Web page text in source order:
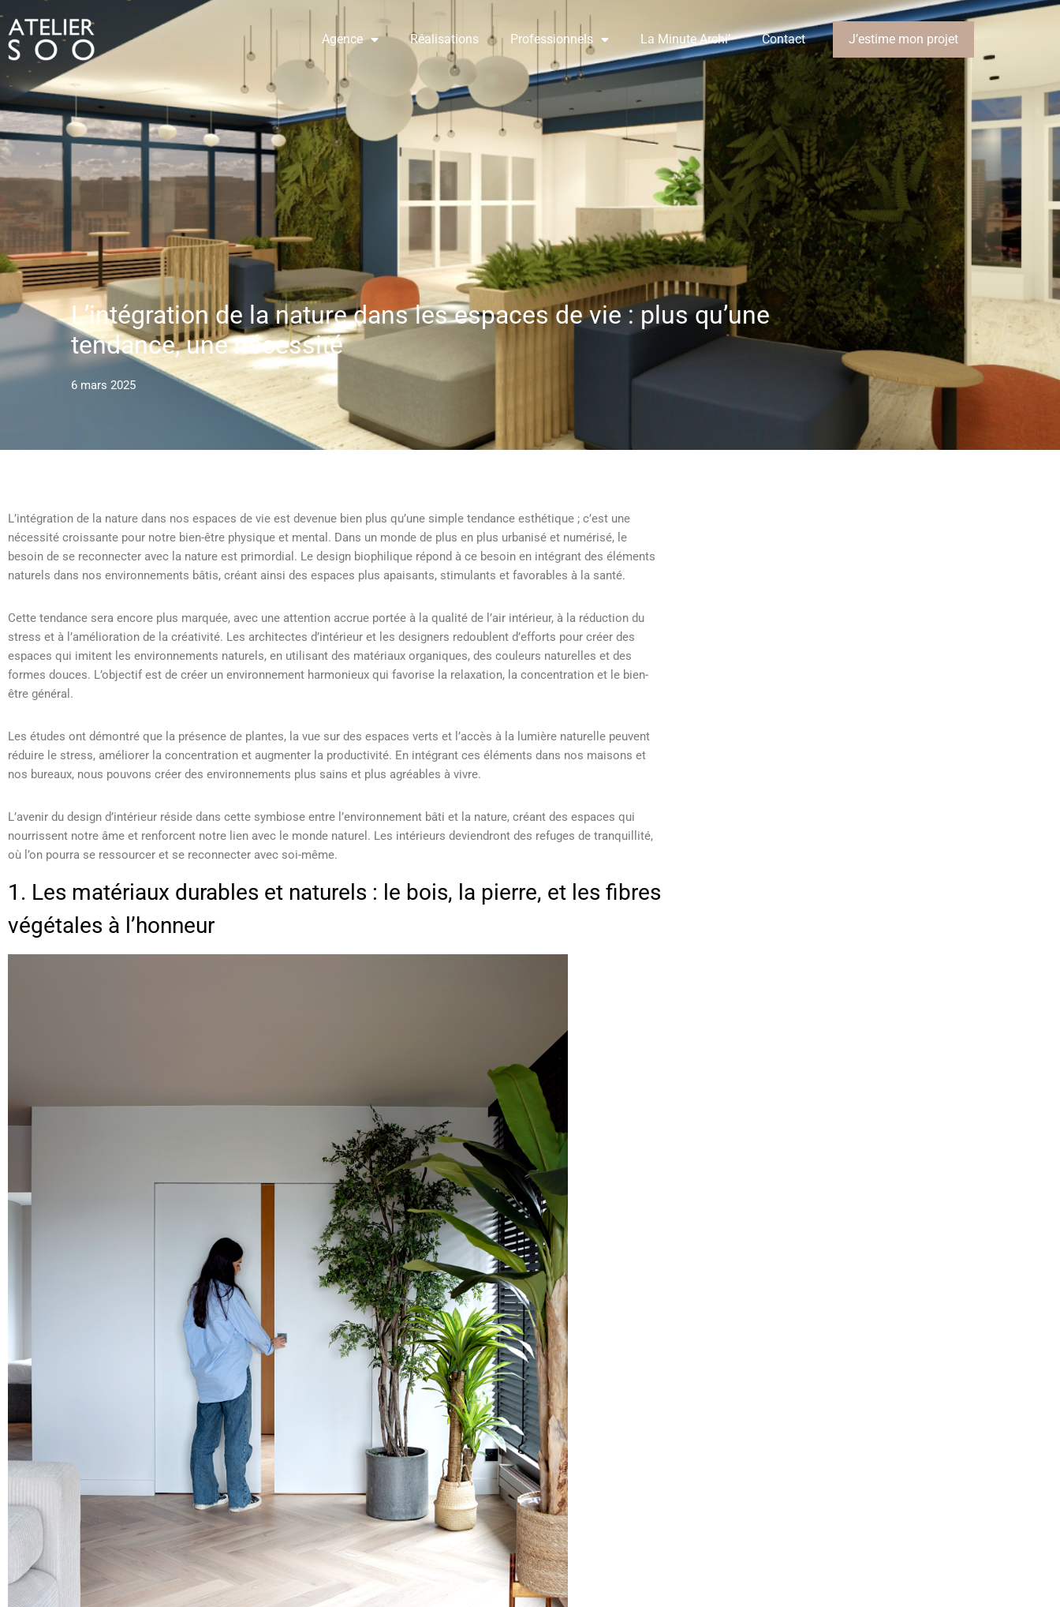
Agence Réalisations Professionnels La Minute Archi’ Contact J’estime mon projet
L’intégration de la nature dans les espaces de vie : plus qu’une
tendance, une nécessité
6 mars 2025
L’intégration de la nature dans nos espaces de vie est devenue bien plus qu’une simple tendance esthétique ; c’est une
nécessité croissante pour notre bien-être physique et mental. Dans un monde de plus en plus urbanisé et numérisé, le
besoin de se reconnecter avec la nature est primordial. Le design biophilique répond à ce besoin en intégrant des éléments
naturels dans nos environnements bâtis, créant ainsi des espaces plus apaisants, stimulants et favorables à la santé.
Cette tendance sera encore plus marquée, avec une attention accrue portée à la qualité de l’air intérieur, à la réduction du
stress et à l’amélioration de la créativité. Les architectes d’intérieur et les designers redoublent d’efforts pour créer des
espaces qui imitent les environnements naturels, en utilisant des matériaux organiques, des couleurs naturelles et des
formes douces. L’objectif est de créer un environnement harmonieux qui favorise la relaxation, la concentration et le bien-
être général.
Les études ont démontré que la présence de plantes, la vue sur des espaces verts et l’accès à la lumière naturelle peuvent
réduire le stress, améliorer la concentration et augmenter la productivité. En intégrant ces éléments dans nos maisons et
nos bureaux, nous pouvons créer des environnements plus sains et plus agréables à vivre.
L’avenir du design d’intérieur réside dans cette symbiose entre l’environnement bâti et la nature, créant des espaces qui
nourrissent notre âme et renforcent notre lien avec le monde naturel. Les intérieurs deviendront des refuges de tranquillité,
où l’on pourra se ressourcer et se reconnecter avec soi-même.
1. Les matériaux durables et naturels : le bois, la pierre, et les fibres
végétales à l’honneur